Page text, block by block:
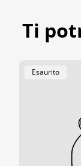
Ti
Etichetta
Esaurito